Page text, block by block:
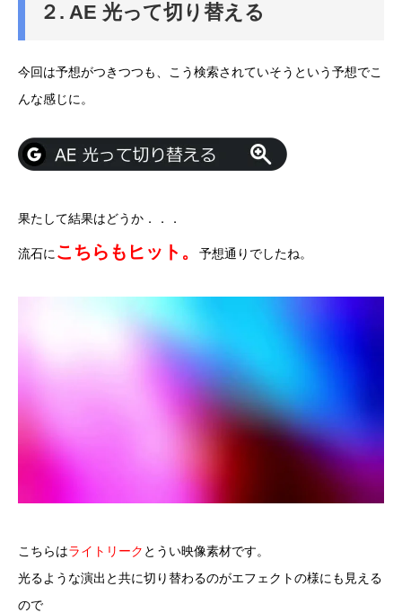
２. AE 光って切り替える
今回は予想がつきつつも、こう検索されていそうという予想でこ
んな感じに。
果たして結果はどうか．．．
流石にこちらもヒット。 予想通りでしたね。
こちらはライトリーク とうい映像素材です。
光るような演出と共に切り替わるのがエフェクトの様にも見える
ので